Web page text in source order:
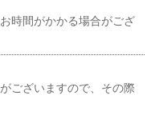
時間がかかる場合がござ
ございますので、その際